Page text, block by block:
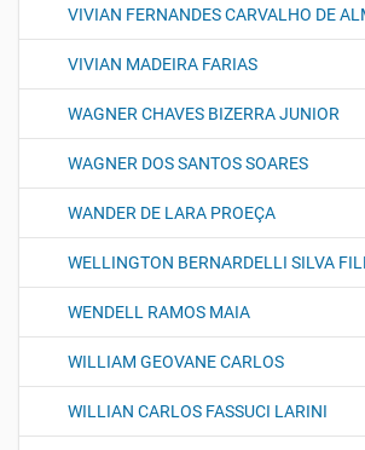
VIVIAN FERNANDES CARVALHO DE
VIVIAN MADEIRA FARIAS
WAGNER CHAVES BIZERRA JUNIOR
WAGNER DOS SANTOS SOARES
WANDER DE LARA PROEÇA
WELLINGTON BERNARDELLI SILVA
WENDELL RAMOS MAIA
WILLIAM GEOVANE CARLOS
WILLIAN CARLOS FASSUCI LARINI